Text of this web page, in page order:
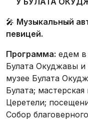
🎤 Музыкальный
певицей.
Программа: едем
Булата Окуджавы и
музее Булата
Булата;
Церетели;
Собор